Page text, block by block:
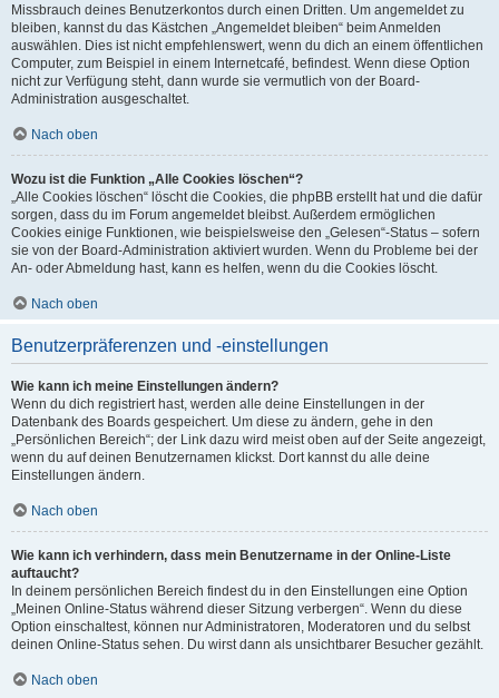
Missbrauch deines Benutzerkontos durch einen Dritten. Um angemeldet zu
bleiben, kannst du das Kästchen „Angemeldet bleiben“ beim Anmelden
auswählen. Dies ist nicht empfehlenswert, wenn du dich an einem öffentlichen
Computer, zum Beispiel in einem Internetcafé, befindest. Wenn diese Option
nicht zur Verfügung steht, dann wurde sie vermutlich von der Board-
Administration ausgeschaltet.
Nach oben
Wozu ist die Funktion „Alle Cookies löschen“?
„Alle Cookies löschen“ löscht die Cookies, die phpBB erstellt hat und die dafür
sorgen, dass du im Forum angemeldet bleibst. Außerdem ermöglichen
Cookies einige Funktionen, wie beispielsweise den „Gelesen“-Status – sofern
sie von der Board-Administration aktiviert wurden. Wenn du Probleme bei der
An- oder Abmeldung hast, kann es helfen, wenn du die Cookies löscht.
Nach oben
Benutzerpräferenzen und -einstellungen
Wie kann ich meine Einstellungen ändern?
Wenn du dich registriert hast, werden alle deine Einstellungen in der
Datenbank des Boards gespeichert. Um diese zu ändern, gehe in den
„Persönlichen Bereich“; der Link dazu wird meist oben auf der Seite angezeigt,
wenn du auf deinen Benutzernamen klickst. Dort kannst du alle deine
Einstellungen ändern.
Nach oben
Wie kann ich verhindern, dass mein Benutzername in der Online-Liste
auftaucht?
In deinem persönlichen Bereich findest du in den Einstellungen eine Option
„Meinen Online-Status während dieser Sitzung verbergen“. Wenn du diese
Option einschaltest, können nur Administratoren, Moderatoren und du selbst
deinen Online-Status sehen. Du wirst dann als unsichtbarer Besucher gezählt.
Nach oben